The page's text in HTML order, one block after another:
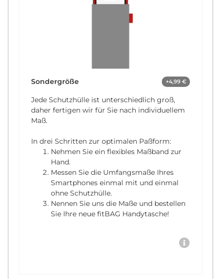
Sondergröße +4,99 €
Jede Schutzhülle ist unterschiedlich groß,
daher fertigen wir für Sie nach individuellem
Maß.
In drei Schritten zur optimalen Paßform:
Nehmen Sie ein flexibles Maßband zur
Hand.
Messen Sie die Umfangsmaße Ihres
Smartphones einmal mit und einmal
ohne Schutzhülle.
Nennen Sie uns die Maße und bestellen
Sie Ihre neue fitBAG Handytasche!